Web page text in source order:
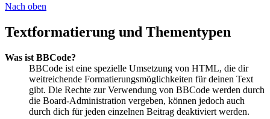
Nach oben
Textformatierung und Thementypen
Was ist BBCode?
BBCode ist eine spezielle Umsetzung von HTML, die dir
weitreichende Formatierungsmöglichkeiten für deinen Text
gibt. Die Rechte zur Verwendung von BBCode werden durch
die Board-Administration vergeben, können jedoch auch
durch dich für jeden einzelnen Beitrag deaktiviert werden.